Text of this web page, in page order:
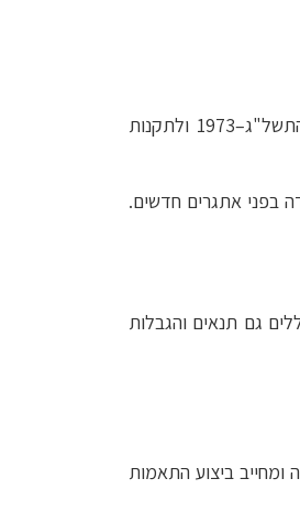
השימוש הרפואי בקנאביס בישראל מותר ומעוגן בחוק, בכפוף לרישיון או למרשם כדין, בהתאם להוראות פקודת הסמים המסוכנים [נוסח חדש], התשל"ג–1973 ולתקנות
בפני אתגרים חדשים.
גם תנאים והגבלות
חוק שוויון זכויות לאנשים עם מוגבלות, התשנ"ח–1998, האוסר אפליה ומחייב ביצוע התאמות